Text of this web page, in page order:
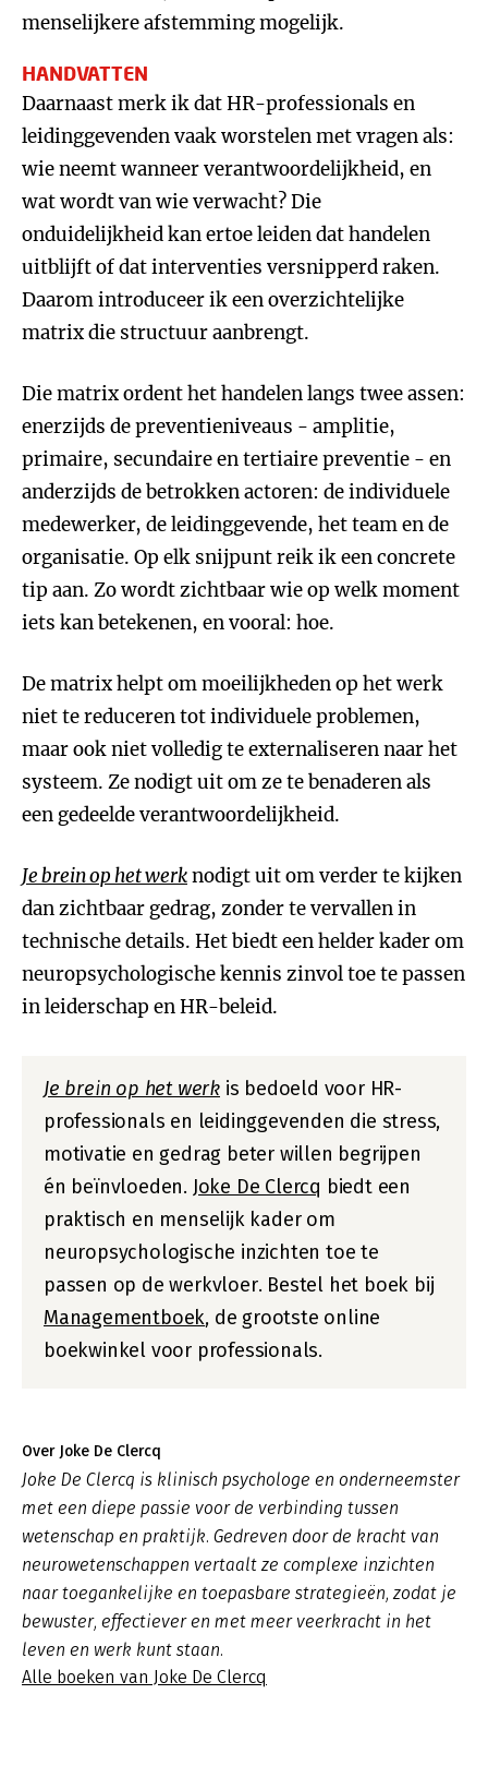
menselijkere afstemming mogelijk.
HANDVATTEN
Daarnaast merk ik dat HR-professionals en
leidinggevenden vaak worstelen met vragen als:
wie neemt wanneer verantwoordelijkheid, en
wat wordt van wie verwacht? Die
onduidelijkheid kan ertoe leiden dat handelen
uitblijft of dat interventies versnipperd raken.
Daarom introduceer ik een overzichtelijke
matrix die structuur aanbrengt.
Die matrix ordent het handelen langs twee assen:
enerzijds de preventieniveaus - amplitie,
primaire, secundaire en tertiaire preventie - en
anderzijds de betrokken actoren: de individuele
medewerker, de leidinggevende, het team en de
organisatie. Op elk snijpunt reik ik een concrete
tip aan. Zo wordt zichtbaar wie op welk moment
iets kan betekenen, en vooral: hoe.
De matrix helpt om moeilijkheden op het werk
niet te reduceren tot individuele problemen,
maar ook niet volledig te externaliseren naar het
systeem. Ze nodigt uit om ze te benaderen als
een gedeelde verantwoordelijkheid.
Je brein op het werknodigt uit om verder te kijken
dan zichtbaar gedrag, zonder te vervallen in
technische details. Het biedt een helder kader om
neuropsychologische kennis zinvol toe te passen
in leiderschap en HR-beleid.
Je brein op het werk is bedoeld voor HR-
professionals en leidinggevenden die stress,
motivatie en gedrag beter willen begrijpen
én beïnvloeden. Joke De Clercq biedt een
praktisch en menselijk kader om
neuropsychologische inzichten toe te
passen op de werkvloer. Bestel het boek bij
Managementboek, de grootste online
boekwinkel voor professionals.
Over Joke De Clercq
Joke De Clercq is klinisch psychologe en onderneemster
met een diepe passie voor de verbinding tussen
wetenschap en praktijk. Gedreven door de kracht van
neurowetenschappen vertaalt ze complexe inzichten
naar toegankelijke en toepasbare strategieën, zodat je
bewuster, effectiever en met meer veerkracht in het
leven en werk kunt staan.
Alle boeken van Joke De Clercq